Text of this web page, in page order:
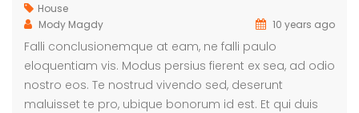
House
Mody Magdy
10 years ago
Falli conclusionemque at eam, ne falli paulo
eloquentiam vis. Modus persius fierent ex sea, ad odio
nostro eos. Te nostrud vivendo sed, deserunt
maluisset te pro, ubique bonorum id est. Et qui duis